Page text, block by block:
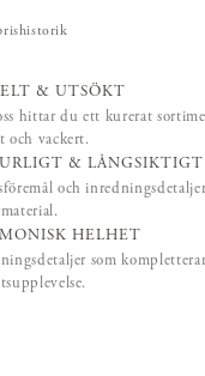
& UTSÖKT
hittar du ett kurerat
och vackert.
& LÅNGSIKTIGT
och
HELHET
som